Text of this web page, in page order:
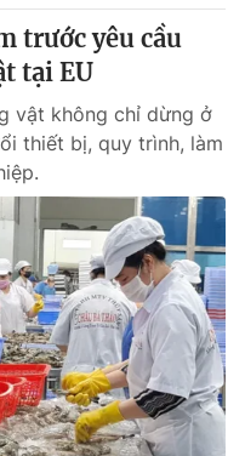
lòng Việt
mình bằng AI
trước yêu cầu
tại EU
vật không chỉ dừng ở
thiết bị, quy trình, làm